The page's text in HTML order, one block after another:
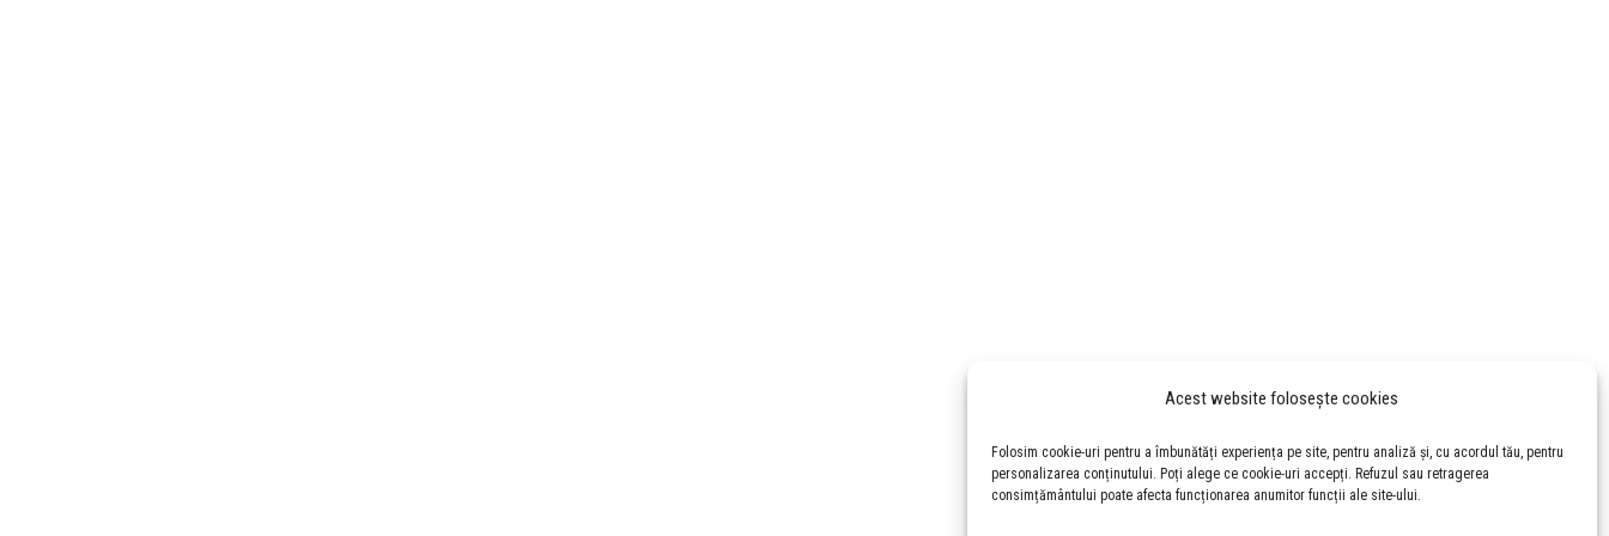
Acest website folosește cookies
Folosim cookie-uri pentru a îmbunătăți experiența pe site, pentru analiză și, cu acordul tău, pentru
personalizarea conținutului. Poți alege ce cookie-uri accepți. Refuzul sau retragerea
consimțământului poate afecta funcționarea anumitor funcții ale site-ului.